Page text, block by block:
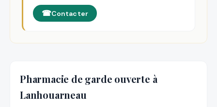
Contacter
Pharmacie de garde ouverte à
Lanhouarneau